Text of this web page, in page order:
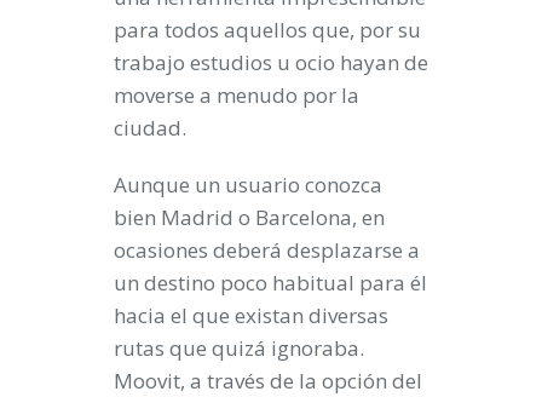
para todos aquellos que, por su
trabajo estudios u ocio hayan de
moverse a menudo por la
ciudad.
Aunque un usuario conozca
bien Madrid o Barcelona, en
ocasiones deberá desplazarse a
un destino poco habitual para él
hacia el que existan diversas
rutas que quizá ignoraba.
Moovit, a través de la opción del